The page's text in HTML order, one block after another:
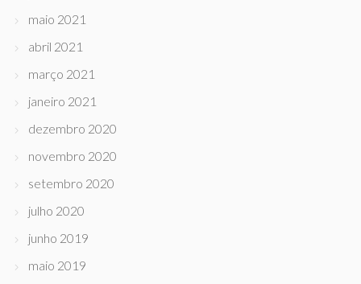
maio 2021
abril 2021
março 2021
janeiro 2021
dezembro 2020
novembro 2020
setembro 2020
julho 2020
junho 2019
maio 2019